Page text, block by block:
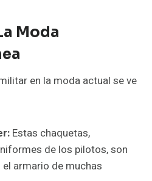
Moda
en la moda actual se ve
Estas chaquetas,
de los pilotos, son
armario de muchas